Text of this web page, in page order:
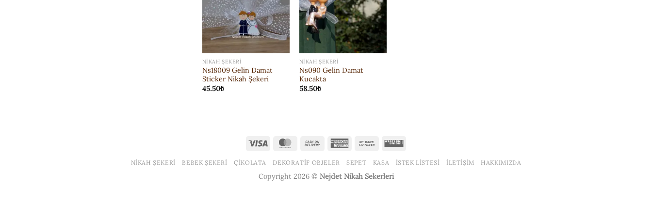
NIKAH ŞEKERI
Ns18009 Gelin Damat
Sticker Nikah Şekeri
45.50₺
NIKAH ŞEKERI
Ns090 Gelin Damat
Kucakta
58.50₺
Visa MasterCardCash
Delivery
American Bank
Western
NIKAH ŞEKERI BEBEK ŞEKERI ÇIKOLATA DEKORATIF OBJELER SEPET KASA İSTEK LISTESI İLETIŞIM HAKKIMIZDA
Copyright 2026 © Nejdet Nikah Sekerleri